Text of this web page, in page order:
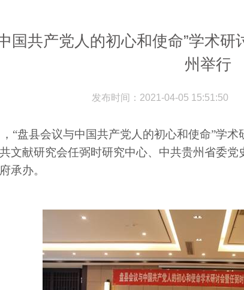
国共产党人的初心和使命”学术
州举行
发布时间：2021-04-05 15:51:50
，“盘县会议与中国共产党人的初心和使命”学
文献研究会任弼时研究中心、中共贵州省委
承办。